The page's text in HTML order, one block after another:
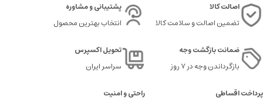
اصالت کالا
تضمین اصالت و سلامت کالا
پشتیبانی و مشاوره
انتخاب بهترین محصول
ضمانت بازگشت وجه
بازگرداندن وجه در ۷ روز
تحویل اکسپرس
سراسر ایران
پرداخت اقساطی
راحتی و امنیت